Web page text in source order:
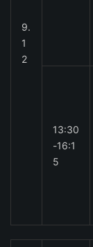
9.
1
2
13:30
-16:1
5